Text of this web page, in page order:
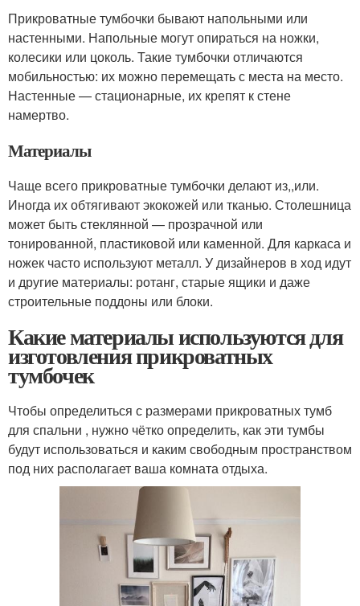
Прикроватные тумбочки бывают напольными или
настенными. Напольные могут опираться на ножки,
колесики или цоколь. Такие тумбочки отличаются
мобильностью: их можно перемещать с места на место.
Настенные — стационарные, их крепят к стене
намертво.
Материалы
Чаще всего прикроватные тумбочки делают из,,или.
Иногда их обтягивают экокожей или тканью. Столешница
может быть стеклянной — прозрачной или
тонированной, пластиковой или каменной. Для каркаса и
ножек часто используют металл. У дизайнеров в ход идут
и другие материалы: ротанг, старые ящики и даже
строительные поддоны или блоки.
Какие материалы используются для
изготовления прикроватных
тумбочек
Чтобы определиться с размерами прикроватных тумб
для спальни , нужно чётко определить, как эти тумбы
будут использоваться и каким свободным пространством
под них располагает ваша комната отдыха.